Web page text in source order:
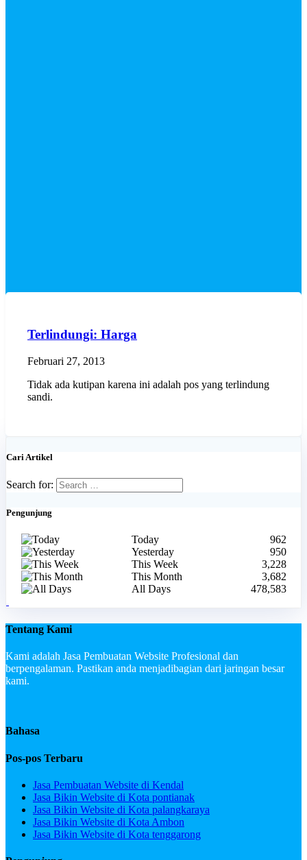
Terlindungi: Harga
Februari 27, 2013
Tidak ada kutipan karena ini adalah pos yang terlindung
sandi.
Cari Artikel
Search for:
Pengunjung
Today
962
Yesterday
950
This Week
3,228
This Month
3,682
All Days
478,583
Tentang Kami
Kami adalah Jasa Pembuatan Website Profesional dan
berpengalaman. Pastikan anda menjadibagian dari jaringan besar
kami.
Bahasa
Pos-pos Terbaru
Jasa Pembuatan Website di Kendal
Jasa Bikin Website di Kota pontianak
Jasa Bikin Website di Kota palangkaraya
Jasa Bikin Website di Kota Ambon
Jasa Bikin Website di Kota tenggarong